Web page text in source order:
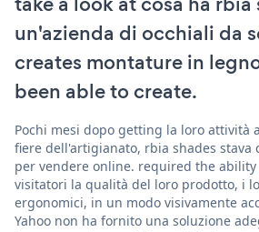
un'azienda di occhiali da
creates montature in
been able to create.
Pochi mesi dopo getting la loro attività
fiere dell'artigianato, rbia shades stava
per vendere online. required the
visitatori la qualità del loro prodotto, i
ergonomici, in un modo visivamente
Yahoo non ha fornito una soluzione